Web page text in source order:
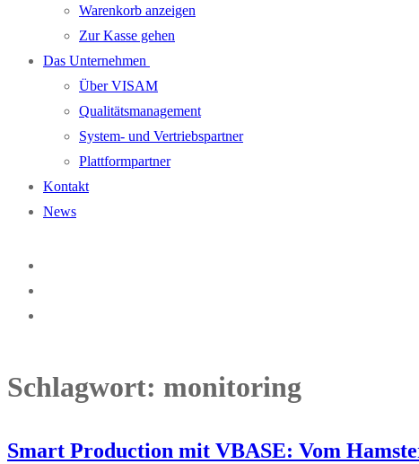
Warenkorb anzeigen
Zur Kasse gehen
Das Unternehmen
Über VISAM
Qualitätsmanagement
System- und Vertriebspartner
Plattformpartner
Kontakt
News
Schlagwort: monitoring
Smart Production mit VBASE: Vom